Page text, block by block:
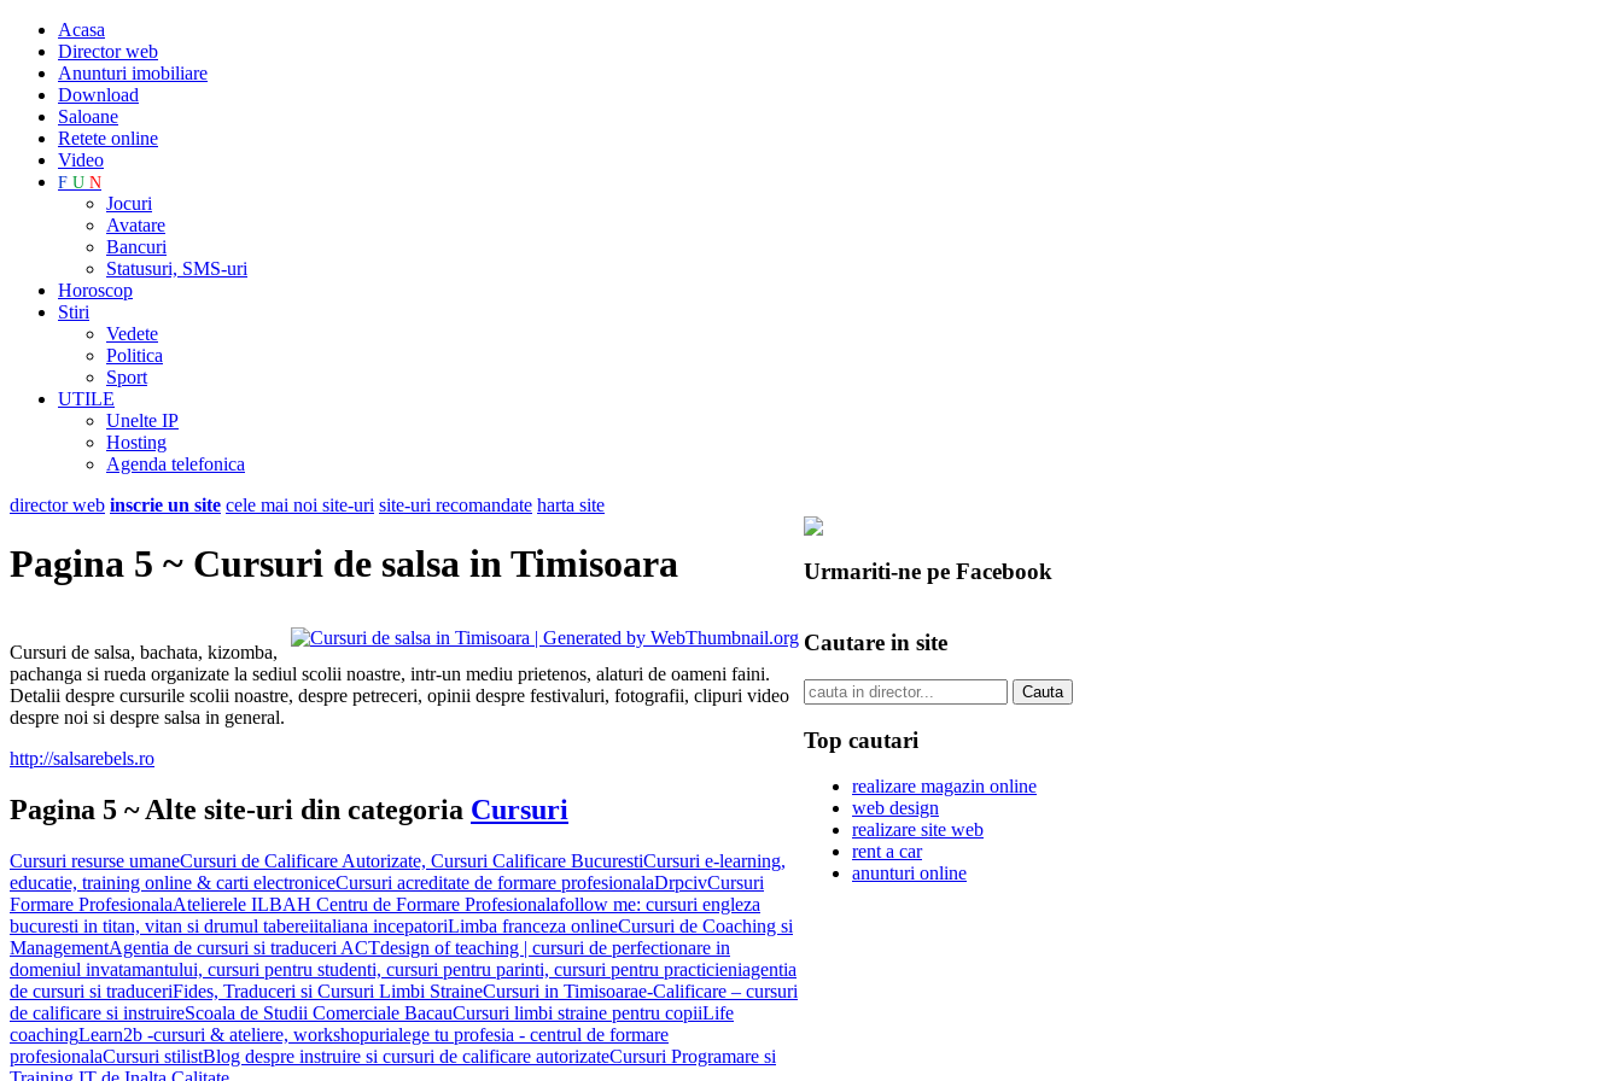
Acasa
Director web
Anunturi imobiliare
Download
Saloane
Retete online
Video
F U N
Jocuri
Avatare
Bancuri
Statusuri, SMS-uri
Horoscop
Stiri
Vedete
Politica
Sport
UTILE
Unelte IP
Hosting
Agenda telefonica
director web inscrie un site cele mai noi site-uri site-uri recomandate harta site
Pagina 5 ~ Cursuri de salsa in Timisoara
Cursuri de salsa, bachata, kizomba,
pachanga si rueda organizate la sediul scolii noastre, intr-un mediu prietenos, alaturi de oameni faini.
Detalii despre cursurile scolii noastre, despre petreceri, opinii despre festivaluri, fotografii, clipuri video
despre noi si despre salsa in general.
http://salsarebels.ro
Pagina 5 ~ Alte site-uri din categoria Cursuri
Cursuri resurse umaneCursuri de Calificare Autorizate, Cursuri Calificare BucurestiCursuri e-learning,
educatie, training online & carti electroniceCursuri acreditate de formare profesionalaDrpcivCursuri
Formare ProfesionalaAtelierele ILBAH Centru de Formare Profesionalafollow me: cursuri engleza
bucuresti in titan, vitan si drumul tabereiitaliana incepatoriLimba franceza onlineCursuri de Coaching si
ManagementAgentia de cursuri si traduceri ACTdesign of teaching | cursuri de perfectionare in
domeniul invatamantului, cursuri pentru studenti, cursuri pentru parinti, cursuri pentru practicieniagentia
de cursuri si traduceriFides, Traduceri si Cursuri Limbi StraineCursuri in Timisoarae-Calificare – cursuri
de calificare si instruireScoala de Studii Comerciale BacauCursuri limbi straine pentru copiiLife
coachingLearn2b -cursuri & ateliere, workshopurialege tu profesia - centrul de formare
profesionalaCursuri stilistBlog despre instruire si cursuri de calificare autorizateCursuri Programare si
Urmariti-ne pe Facebook
Cautare in site
Top cautari
realizare magazin online
web design
realizare site web
rent a car
anunturi online